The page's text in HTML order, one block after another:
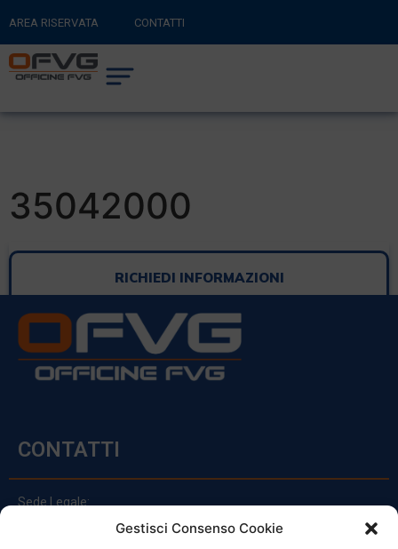
Gestisci Consenso Cookie
AREA RISERVATA CONTATTI
RITORNA AL SITO PRINCIPALE
CARRELLO
35042000
RICHIEDI INFORMAZIONI
CONTATTI
Sede Legale:
Via Principe Di Udine 144